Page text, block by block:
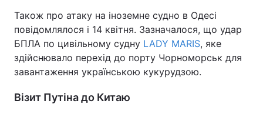
Також про атаку на іноземне судно в Одесі
повідомлялося і 14 квітня. Зазначалося, що удар
БПЛА по цивільному судну LADY MARIS, яке
здійснювало перехід до порту Чорноморськ для
завантаження українською кукурудзою.
Візит Путіна до Китаю